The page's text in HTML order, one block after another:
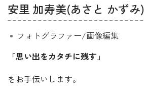
安里 加寿美(あさと かずみ)
フォトグラファー/画像編集
「思い出をカタチに残す」
をお手伝いします。